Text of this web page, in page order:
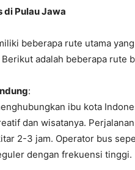
di Pulau Jawa
beberapa rute utama
adalah beberapa rute
:
ibu kota
dan wisatanya.
2-3 jam. Operator bus
dengan frekuensi tinggi.